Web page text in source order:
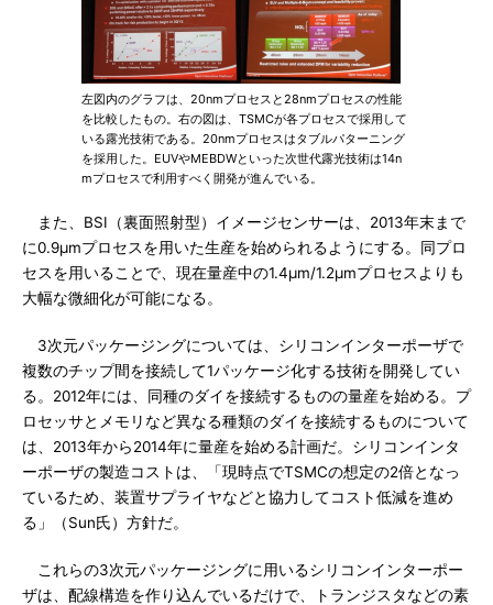
左図内のグラフは、20nmプロセスと28nmプロセスの性能
を比較したもの。右の図は、TSMCが各プロセスで採用して
いる露光技術である。20nmプロセスはタブルパターニング
を採用した。EUVやMEBDWといった次世代露光技術は14n
mプロセスで利用すべく開発が進んでいる。
また、BSI（裏面照射型）イメージセンサーは、2013年末まで
に0.9μmプロセスを用いた生産を始められるようにする。同プロ
セスを用いることで、現在量産中の1.4μm/1.2μmプロセスよりも
大幅な微細化が可能になる。
3次元パッケージングについては、シリコンインターポーザで
複数のチップ間を接続して1パッケージ化する技術を開発してい
る。2012年には、同種のダイを接続するものの量産を始める。プ
ロセッサとメモリなど異なる種類のダイを接続するものについて
は、2013年から2014年に量産を始める計画だ。シリコンインタ
ーポーザの製造コストは、「現時点でTSMCの想定の2倍となっ
ているため、装置サプライヤなどと協力してコスト低減を進め
る」（Sun氏）方針だ。
これらの3次元パッケージングに用いるシリコンインターポー
ザは、配線構造を作り込んでいるだけで、トランジスタなどの素